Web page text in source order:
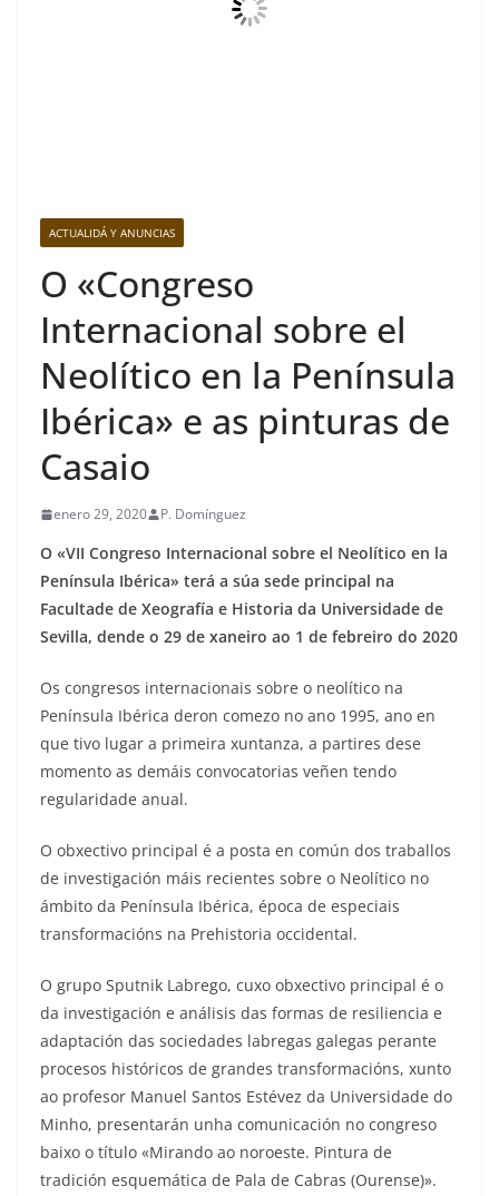
ACTUALIDÁ Y ANUNCIAS
O «Congreso
Internacional sobre el
Neolítico en la Península
Ibérica» e as pinturas de
Casaio
enero 29, 2020 P. Domínguez
​O «VII Congreso Internacional sobre el Neolítico en la
Península Ibérica» terá a súa sede principal na
Facultade de Xeografía e Historia da Universidade de
Sevilla, dende o 29 de xaneiro ao 1 de febreiro do 2020
Os congresos internacionais sobre o neolítico na
Península Ibérica deron comezo no ano 1995, ano en
que tivo lugar a primeira xuntanza, a partires dese
momento as demáis convocatorias veñen tendo
regularidade anual.
O obxectivo principal é a posta en común dos traballos
de investigación máis recientes sobre o Neolítico no
ámbito da Península Ibérica, época de especiais
transformacións na Prehistoria occidental.
O grupo Sputnik Labrego, cuxo obxectivo principal é o
da investigación e análisis das formas de resiliencia e
adaptación das sociedades labregas galegas perante
procesos históricos de grandes transformacións, xunto
ao profesor Manuel Santos Estévez da Universidade do
Minho, presentarán unha comunicación no congreso
baixo o título «Mirando ao noroeste. Pintura de
tradición esquemática de Pala de Cabras (Ourense)».